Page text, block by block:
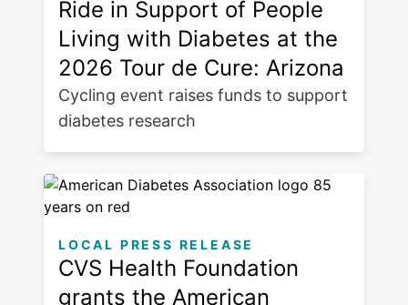
Ride in Support of People
Living with Diabetes at the
2026 Tour de Cure: Arizona
Cycling event raises funds to support
diabetes research
LOCAL PRESS RELEASE
CVS Health Foundation
grants the American